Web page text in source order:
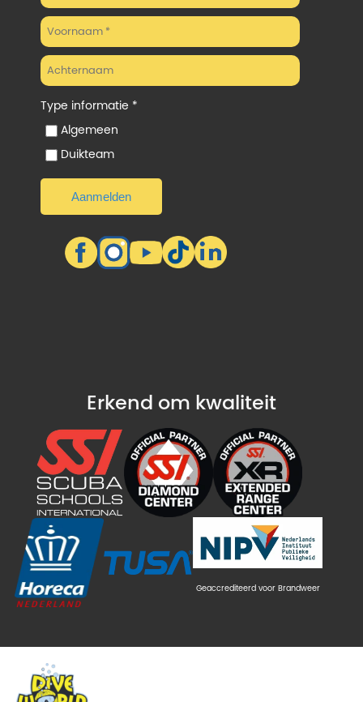
Type informatie *
Algemeen
Duikteam
Erkend om kwaliteit
Geaccrediteerd voor Brandweer